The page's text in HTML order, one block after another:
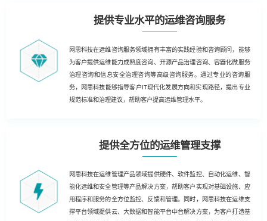
提供专业水平的运维咨询服务
网思科技在运维咨询服务领域拥有丰富的实践经验和咨询顾问，能够
为客户提供运维能力成熟度咨询、开源产品治理咨询、容器化微服务
治理咨询和信息安全治理咨询等高级咨询服务。通过专业的咨询服
务，网思科技能够指导客户IT现代化发展方向和实现路径，提出专业
规范标准和治理建议，帮助客户提高运维管理水平。
提供全方位的运维管理支撑
网思科技在运维管理产品领域提供硬件、软件监控、自动化运维、智
能化运维和安全管理等产品解决方案，帮助客户实现对基础设施、应
用程序和服务的全方位监控、反馈和管理。同时，网思科技在运维支
撑平台领域提供云、大数据和智能平台中台解决方案，为客户打造基